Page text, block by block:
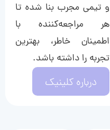
و تیمی مجرب بنا شده تا
هر مراجعه‌کننده با
اطمینان خاطر، بهترین
تجربه را داشته باشد.
درباره کلینیک